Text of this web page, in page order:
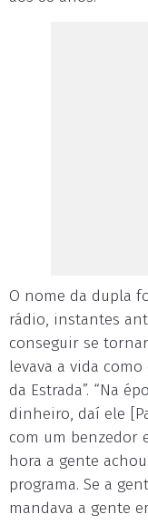
O nome da dupla
rádio, instantes
conseguir se
levava a vida
da Estrada”. “Na
dinheiro, daí ele
com um benzedor
hora a gente
programa. Se a
mandava a gente